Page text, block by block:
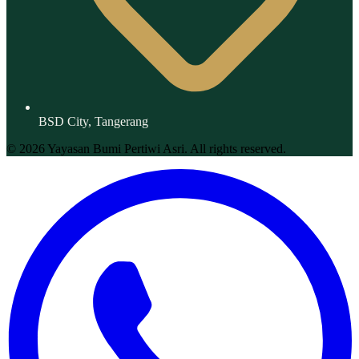
BSD City, Tangerang
© 2026 Yayasan Bumi Pertiwi Asri. All rights reserved.